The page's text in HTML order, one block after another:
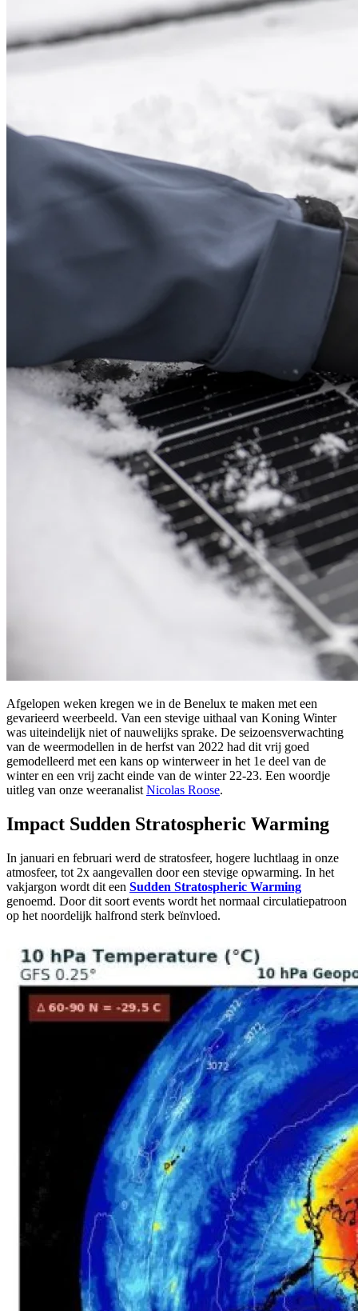
Afgelopen weken kregen we in de Benelux te maken met een
gevarieerd weerbeeld. Van een stevige uithaal van Koning Winter
was uiteindelijk niet of nauwelijks sprake. De seizoensverwachting
van de weermodellen in de herfst van 2022 had dit vrij goed
gemodelleerd met een kans op winterweer in het 1e deel van de
winter en een vrij zacht einde van de winter 22-23. Een woordje
uitleg van onze weeranalist Nicolas Roose.
Impact Sudden Stratospheric Warming
In januari en februari werd de stratosfeer, hogere luchtlaag in onze
atmosfeer, tot 2x aangevallen door een stevige opwarming. In het
vakjargon wordt dit een Sudden Stratospheric Warming
genoemd. Door dit soort events wordt het normaal circulatiepatroon
op het noordelijk halfrond sterk beïnvloed.